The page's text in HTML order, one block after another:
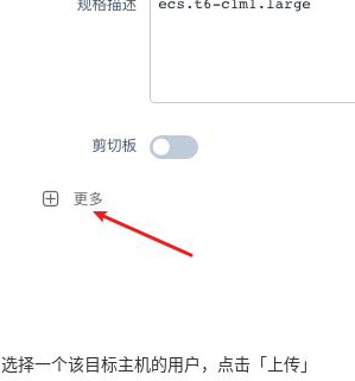
选择一个该目标主机的用户，点击「上传」